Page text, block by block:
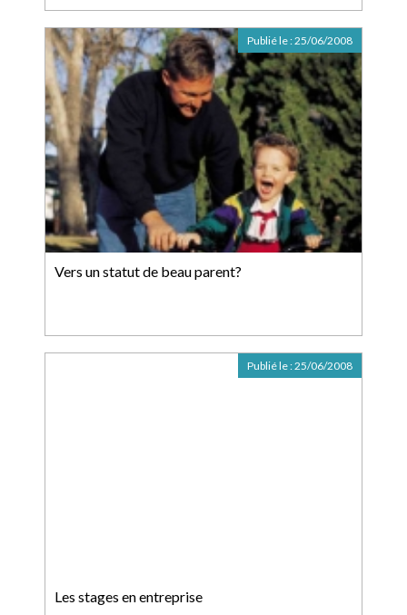
Vers un statut de beau parent?
Publié le :25/06/2008
Les stages en entreprise
Publié le :25/06/2008